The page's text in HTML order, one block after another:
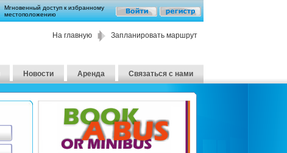
Мгновенный доступ к избранному
местоположению
На главную Запланировать маршрут
Новости Аренда Связаться с нами